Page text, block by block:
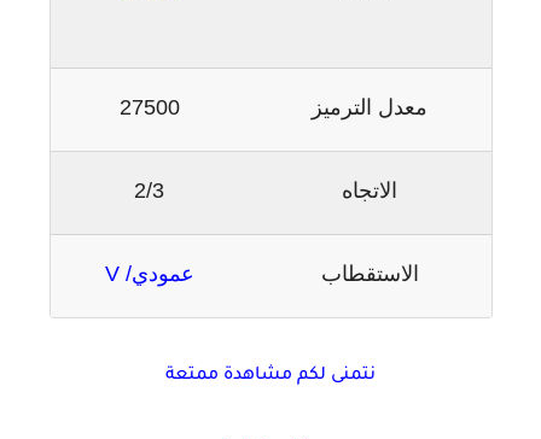
معدل الترميز 27500
الاتجاه 2/3
الاستقطاب عمودي/ V
نتمنى لكم مشاهدة ممتعة